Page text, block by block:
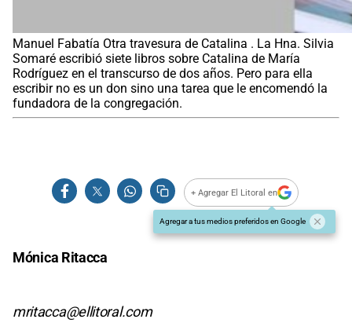
Manuel Fabatía Otra travesura de Catalina . La Hna. Silvia
Somaré escribió siete libros sobre Catalina de María
Rodríguez en el transcurso de dos años. Pero para ella
escribir no es un don sino una tarea que le encomendó la
fundadora de la congregación.
+ Agregar El Litoral en
Agregar a tus medios preferidos en Google
Mónica Ritacca
mritacca@ellitoral.com